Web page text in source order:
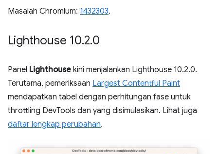
Masalah Chromium: 1432303.
Lighthouse 10.2.0
Panel Lighthouse kini menjalankan Lighthouse 10.2.0.
Terutama, pemeriksaan Largest Contentful Paint
mendapatkan tabel dengan perhitungan fase untuk
throttling DevTools dan yang disimulasikan. Lihat juga
daftar lengkap perubahan.